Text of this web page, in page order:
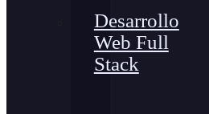
Desarrollo
Web Full
Stack